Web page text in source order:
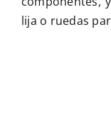
lija o ruedas